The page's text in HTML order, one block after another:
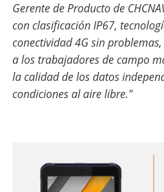
Gerente de Producto de
con clasificación IP67,
conectividad 4G sin
a los trabajadores de campo
la calidad de los datos
condiciones al aire libre."